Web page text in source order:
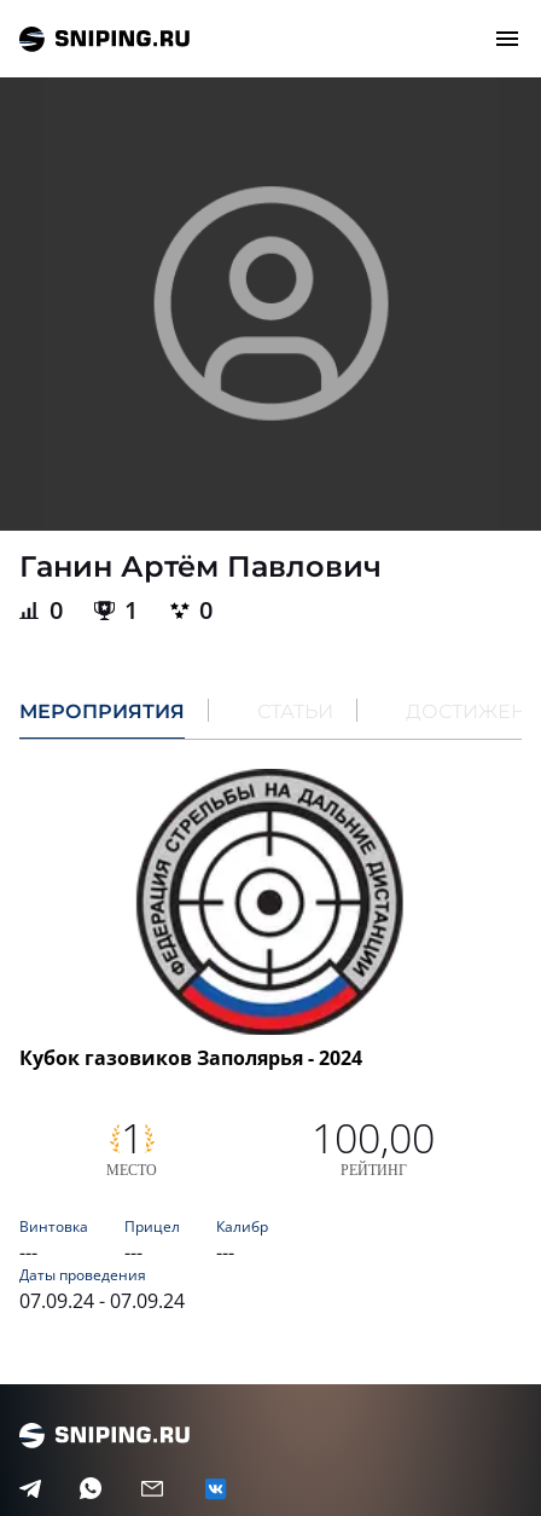
ТИРЫ И СТРЕЛЬБИЩА
О НАС
Ганин Артём Павлович
0 1 0
МЕРОПРИЯТИЯ СТАТЬИ
Кубок газовиков Заполярья - 2024
1
МЕСТО
100,00
РЕЙТИНГ
Винтовка
---
Прицел
---
Калибр
---
Даты проведения
07.09.24 - 07.09.24